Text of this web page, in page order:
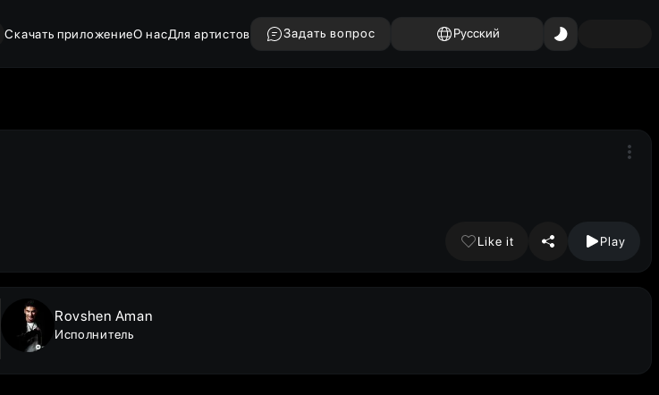
Скачать приложениеО насДля артистов Задать вопрос Русский
Like it Play
Rovshen Aman
Исполнитель